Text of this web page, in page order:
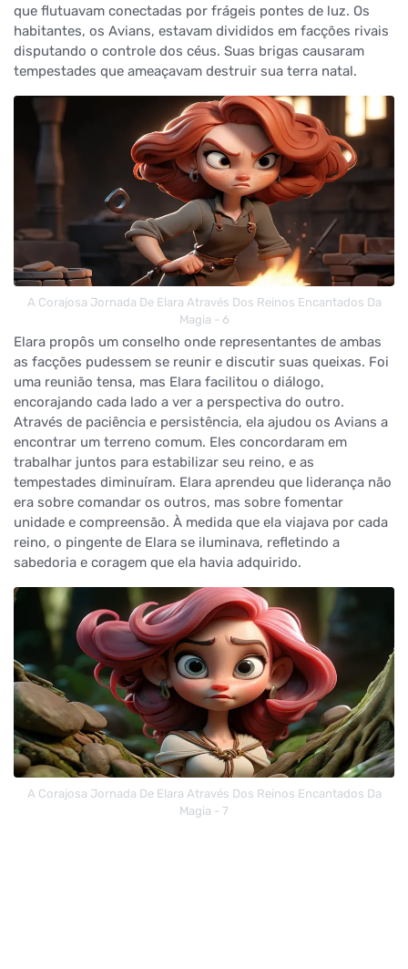
que flutuavam conectadas por frágeis pontes de luz. Os
habitantes, os Avians, estavam divididos em facções rivais
disputando o controle dos céus. Suas brigas causaram
tempestades que ameaçavam destruir sua terra natal.
A Corajosa Jornada De Elara Através Dos Reinos Encantados Da
Magia - 6
Elara propôs um conselho onde representantes de ambas
as facções pudessem se reunir e discutir suas queixas. Foi
uma reunião tensa, mas Elara facilitou o diálogo,
encorajando cada lado a ver a perspectiva do outro.
Através de paciência e persistência, ela ajudou os Avians a
encontrar um terreno comum. Eles concordaram em
trabalhar juntos para estabilizar seu reino, e as
tempestades diminuíram. Elara aprendeu que liderança não
era sobre comandar os outros, mas sobre fomentar
unidade e compreensão. À medida que ela viajava por cada
reino, o pingente de Elara se iluminava, refletindo a
sabedoria e coragem que ela havia adquirido.
A Corajosa Jornada De Elara Através Dos Reinos Encantados Da
Magia - 7